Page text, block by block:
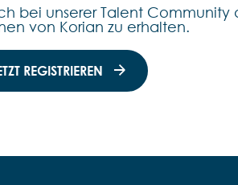
bei unserer Talent
von Korian zu erhalten.
REGISTRIEREN